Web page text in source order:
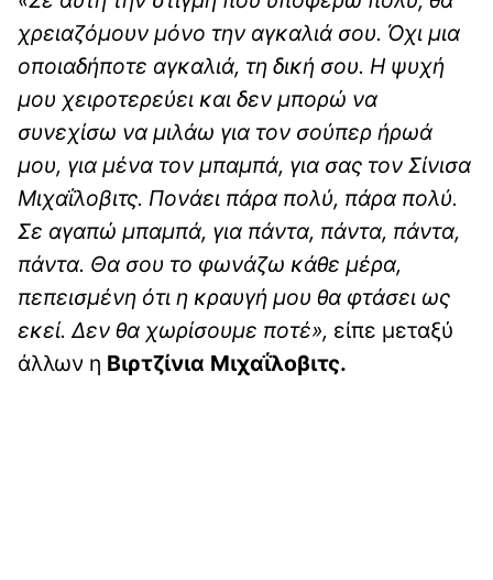
χρειαζόμουν μόνο την αγκαλιά σου. Όχι μια
οποιαδήποτε αγκαλιά, τη δική σου. Η ψυχή
μου χειροτερεύει και δεν μπορώ να
συνεχίσω να μιλάω για τον σούπερ ήρωά
μου, για μένα τον μπαμπά, για σας τον Σίνισα
Μιχαΐλοβιτς. Πονάει πάρα πολύ, πάρα πολύ.
Σε αγαπώ μπαμπά, για πάντα, πάντα, πάντα,
πάντα. Θα σου το φωνάζω κάθε μέρα,
πεπεισμένη ότι η κραυγή μου θα φτάσει ως
εκεί. Δεν θα χωρίσουμε ποτέ», είπε μεταξύ
άλλων η Βιρτζίνια Μιχαΐλοβιτς.